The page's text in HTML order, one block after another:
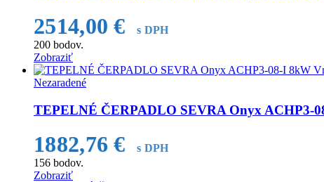
2514,00€
s DPH
200 bodov.
Zobraziť
Nezaradené
TEPELNÉ ČERPADLO SEVRA Onyx ACHP3-
1882,76€
s DPH
156 bodov.
Zobraziť